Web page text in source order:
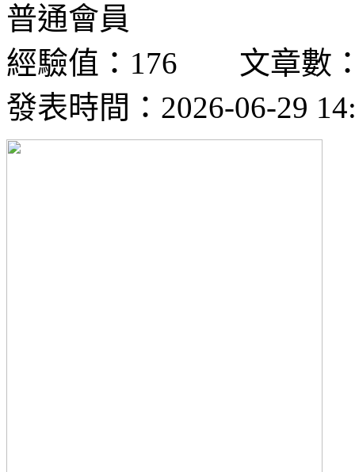
普通會員
經驗值：176 文章數
發表時間：2026-06-29